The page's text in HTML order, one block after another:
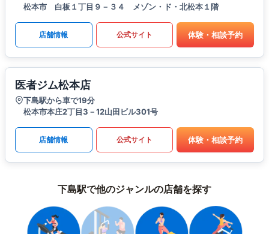
松本市 白板１丁目９－３４ メゾン・ド・北松本１階
店舗情報 公式サイト 体験・相談予約
医者ジム松本店
下島駅から車で19分
松本市本庄2丁目3－12山田ビル301号
店舗情報 公式サイト 体験・相談予約
下島駅で他のジャンルの店舗を探す